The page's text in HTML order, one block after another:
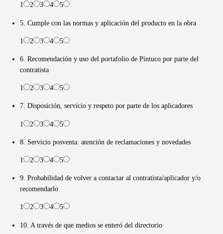
1 2 3 4 5
5. Cumple con las normas y aplicación del producto en la obra
1 2 3 4 5
6. Recomendación y uso del portafolio de Pintuco por parte del
contratista
1 2 3 4 5
7. Disposición, servicio y respeto por parte de los aplicadores
1 2 3 4 5
8. Servicio posventa: atención de reclamaciones y novedades
1 2 3 4 5
9. Probabilidad de volver a contactar al contratista/aplicador y/o
recomendarlo
1 2 3 4 5
10. A través de que medios se enteró del directorio